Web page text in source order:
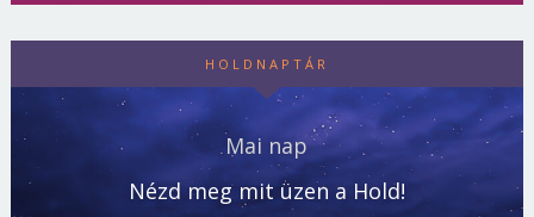
HOLDNAPTÁR
Mai nap
Nézd meg mit üzen a Hold!